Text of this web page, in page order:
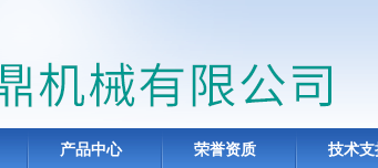
产品中心 荣誉资质 技术支